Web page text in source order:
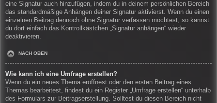
eine Signatur auch hinzufügen, indem du in deinem persönlichen Bereich
das standardmäßige Anhängen deiner Signatur aktivierst. Wenn du einen
einzelnen Beitrag dennoch ohne Signatur verfassen möchtest, so kannst
du dort einfach das Kontrollkästchen „Signatur anhängen“ wieder
deaktivieren.
NACH OBEN
Wie kann ich eine Umfrage erstellen?
Wenn du ein neues Thema eröffnest oder den ersten Beitrag eines
Themas bearbeitest, findest du ein Register „Umfrage erstellen“ unterhalb
des Formulars zur Beitragserstellung. Solltest du diesen Bereich nicht